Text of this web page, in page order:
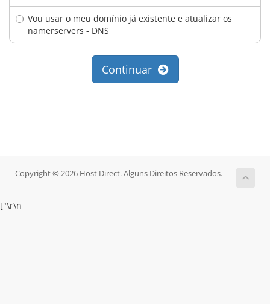
Vou usar o meu domínio já existente e atualizar os
namerservers - DNS
Continuar
Copyright © 2026 Host Direct. Alguns Direitos Reservados.
["\r\n